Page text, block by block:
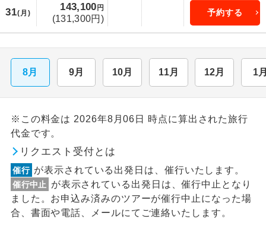
31(月)
143,100円
(131,300円)
予約する
8月 9月 10月 11月 12月 1
※この料金は 2026年8月06日 時点に算出された旅行
代金です。
リクエスト受付とは
催行 が表示されている出発日は、催行いたします。
催行中止
が表示されている出発日は、催行中止となり
ました。お申込み済みのツアーが催行中止になった場
合、書面や電話、メールにてご連絡いたします。